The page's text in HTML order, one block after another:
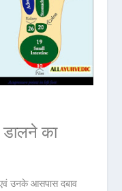
डालने का
उनके आसपास दबाव